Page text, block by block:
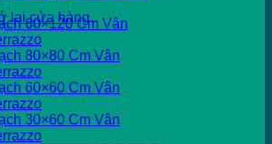
lại cửa hàng
60×120 Cm Vân
80×80 Cm Vân
60×60 Cm Vân
30×60 Cm Vân